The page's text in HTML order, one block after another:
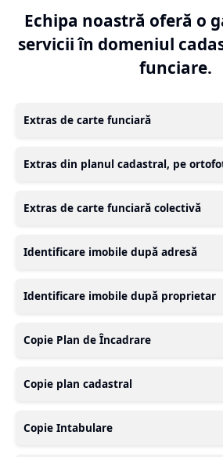
Echipa noastră oferă o
servicii în domeniul
funciare.
Extras de carte funciară
Extras din planul cadastral, pe
Extras de carte funciară colectivă
Identificare imobile după adresă
Identificare imobile după proprietar
Copie Plan de Încadrare
Copie plan cadastral
Copie Intabulare